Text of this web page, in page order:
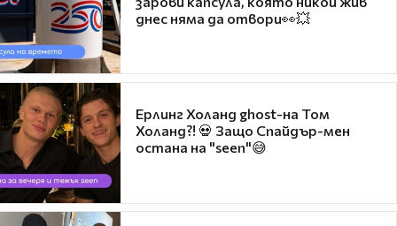
днес няма да отвори👀💥
Ерлинг Холанд ghost-на Том
Холанд?! 💀 Защо Спайдър-мен
остана на "seen"😅